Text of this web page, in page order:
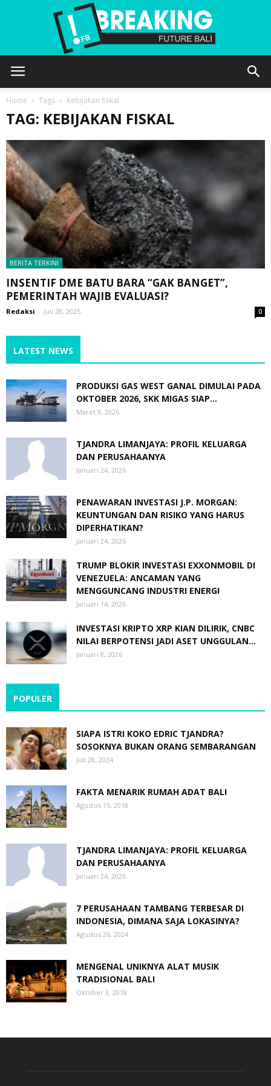
Home Tags Kebijakan fiskal
TAG: KEBIJAKAN FISKAL
BERITA TERKINI
INSENTIF DME BATU BARA “GAK BANGET”,
PEMERINTAH WAJIB EVALUASI?
Redaksi - Juli 28, 2025 0
LATEST NEWS
PRODUKSI GAS WEST GANAL DIMULAI PADA
OKTOBER 2026, SKK MIGAS SIAP...
Maret 9, 2026
TJANDRA LIMANJAYA: PROFIL KELUARGA
DAN PERUSAHAANYA
Januari 24, 2026
PENAWARAN INVESTASI J.P. MORGAN:
KEUNTUNGAN DAN RISIKO YANG HARUS
DIPERHATIKAN?
Januari 24, 2026
TRUMP BLOKIR INVESTASI EXXONMOBIL DI
VENEZUELA: ANCAMAN YANG
MENGGUNCANG INDUSTRI ENERGI
Januari 14, 2026
INVESTASI KRIPTO XRP KIAN DILIRIK, CNBC
NILAI BERPOTENSI JADI ASET UNGGULAN...
Januari 8, 2026
POPULER
SIAPA ISTRI KOKO EDRIC TJANDRA?
SOSOKNYA BUKAN ORANG SEMBARANGAN
Juli 28, 2024
FAKTA MENARIK RUMAH ADAT BALI
Agustus 15, 2018
TJANDRA LIMANJAYA: PROFIL KELUARGA
DAN PERUSAHAANYA
Januari 24, 2026
7 PERUSAHAAN TAMBANG TERBESAR DI
INDONESIA, DIMANA SAJA LOKASINYA?
Agustus 26, 2024
MENGENAL UNIKNYA ALAT MUSIK
TRADISIONAL BALI
Oktober 3, 2018